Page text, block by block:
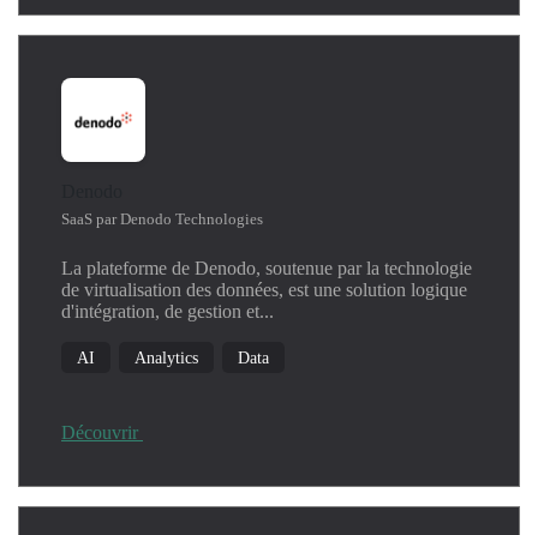
SaaS par Denodo Technologies
La plateforme de Denodo, soutenue par la technologie
de virtualisation des données, est une solution logique
d'intégration, de gestion et...
AI Analytics Data
Découvrir